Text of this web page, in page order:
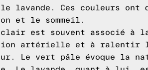
lavande. Ces couleurs ont
et le sommeil.
clair est souvent associé
artérielle et à ralentir le
Le vert pâle évoque la